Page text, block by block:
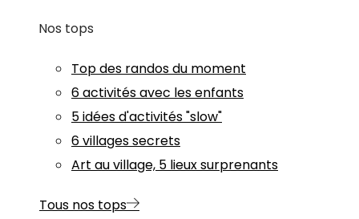
Nos tops
Top des randos du moment
6 activités avec les enfants
5 idées d'activités "slow"
6 villages secrets
Art au village, 5 lieux surprenants
Tous nos tops